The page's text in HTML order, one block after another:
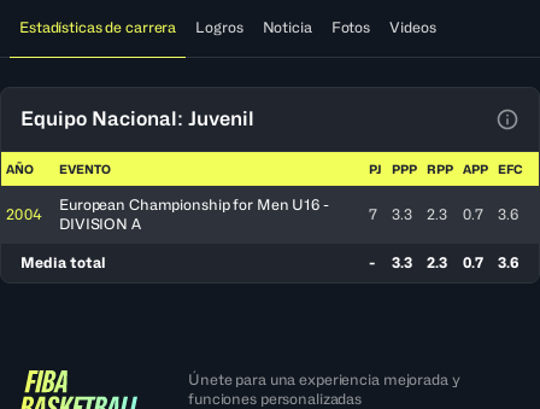
Estadísticas de carrera Logros Noticia Fotos Videos
Equipo Nacional: Juvenil
AÑO EVENTO PJ PPP RPP APP EFC
2004
European Championship for Men U16 -
DIVISION A
7 3.3 2.3 0.7 3.6
Media total - 3.3 2.3 0.7 3.6
Únete para una experiencia mejorada y
funciones personalizadas